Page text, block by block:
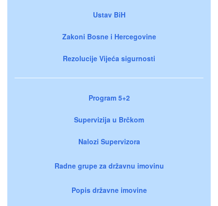
Ustav BiH
Zakoni Bosne i Hercegovine
Rezolucije Vijeća sigurnosti
Program 5+2
Supervizija u Brčkom
Nalozi Supervizora
Radne grupe za državnu imovinu
Popis državne imovine